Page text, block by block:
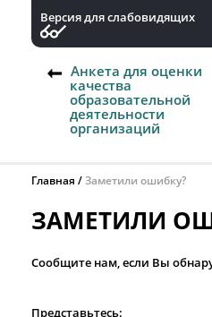
Версия для слабовидящих
Анкета для оценки
качества
образовательной
деятельности
организаций
Главная Заметили ошибку?
ЗАМЕТИЛИ
Сообщите нам, если Вы
Представьтесь: